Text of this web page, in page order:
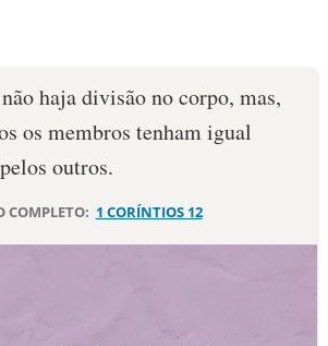
haja divisão no corpo, mas,
os membros tenham igual
outros.
COMPLETO: 1 CORÍNTIOS 12